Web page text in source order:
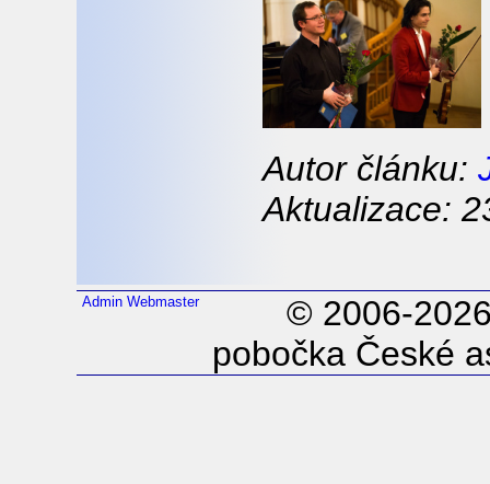
Autor článku:
Aktualizace:
Admin Webmaster
© 2006-
pobočka České